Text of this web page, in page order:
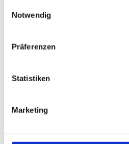
Nutzerin bereitgestellt haben.
Nutzung von Cookies und zum
Notwendig
Präferenzen
Statistiken
Marketing
ein Lektorat oder
eine Frage? Mit dem
Zudem finden Sie hier
Web- und Social-